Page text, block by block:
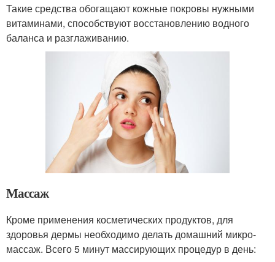
Такие средства обогащают кожные покровы нужными
витаминами, способствуют восстановлению водного
баланса и разглаживанию.
Массаж
Кроме применения косметических продуктов, для
здоровья дермы необходимо делать домашний микро-
массаж. Всего 5 минут массирующих процедур в день: